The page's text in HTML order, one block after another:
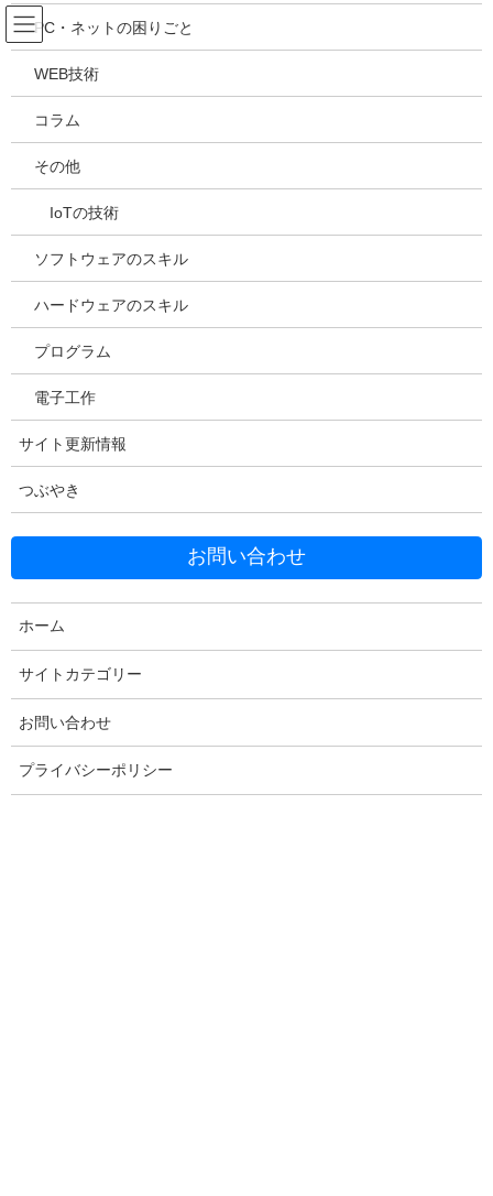
コ
ン
テ
ツ
ス
ッ
ナ
ビ
ゲ
シ
ン
移
吉川万能ＩＴ研究所
メディア
HOME
2024年2月3日 / 最終更新日時 :
20240203001044
X
Threads
Copy
コメントを残す
メールアドレスが公開されることはありません。 ※が付いている
PC・ネットの困りごと
WEB技術
コラム
その他
IoTの技術
ソフトウェアのスキル
ハードウェアのスキル
プログラム
電子工作
サイト更新情報
つぶやき
お問い合わせ
ホーム
サイトカテゴリー
お問い合わせ
プライバシーポリシー